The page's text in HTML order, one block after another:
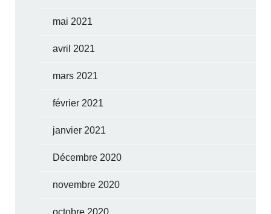
mai 2021
avril 2021
mars 2021
février 2021
janvier 2021
Décembre 2020
novembre 2020
octobre 2020